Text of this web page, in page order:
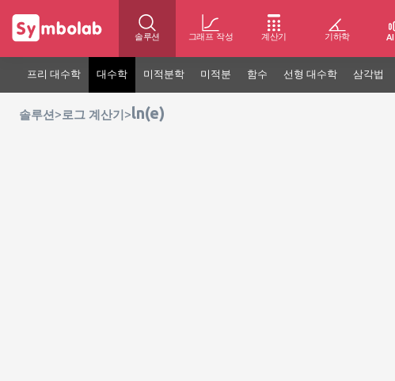
솔루션 그래프 작성 계산기 기하학
프리 대수학 대수학 미적분학 미적분 함수 선형 대수학 삼각법
솔루션 >로그 계산기 >ln(e)